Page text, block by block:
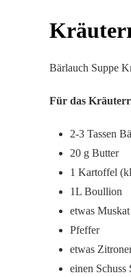
Bärlauch Suppe
Für das
2-3 Tassen
20 g Butter
1 Kartoffel
1L Boullion
etwas Muskat
Pfeffer
etwas
einen Schuss